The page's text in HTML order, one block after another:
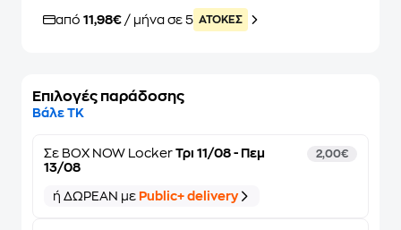
από 11,98€ / μήνα σε 5 ATOKEΣ
Επιλογές παράδοσης
Βάλε ΤΚ
Σε BOX NOW Locker Τρι 11/08 - Πεμ
13/08
2,00€
ή ΔΩΡΕΑΝ με Public+ delivery